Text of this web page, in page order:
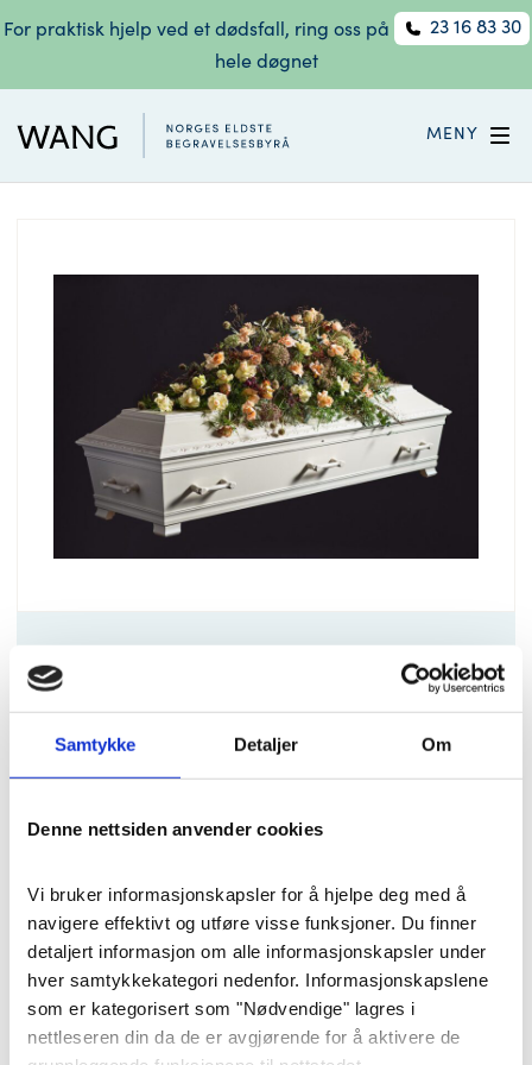
Samtykke Detaljer Om
Denne nettsiden anvender cookies
Vi bruker informasjonskapsler for å hjelpe deg med å
navigere effektivt og utføre visse funksjoner. Du finner
detaljert informasjon om alle informasjonskapsler under
hver samtykkekategori nedenfor. Informasjonskapslene
som er kategorisert som "Nødvendige" lagres i
nettleseren din da de er avgjørende for å aktivere de
For praktisk hjelp ved et dødsfall, ring oss på
23 16 83 30
hele døgnet
MENY
Kistedekorasjon Miljø
«Natur og markblomster»
(1,1 meter)
med forskjellige materialer fra
naturen mikset med forskjellige
roser i lyse farger. Denne kista er
laget i en miljøvennlig oasis, hvilket
gjør denne kistedekorasjonen 100%